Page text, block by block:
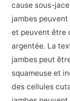
cause sous-
jambes
et peuvent être
argentée. La
jambes peut
squameuse et
des cellules